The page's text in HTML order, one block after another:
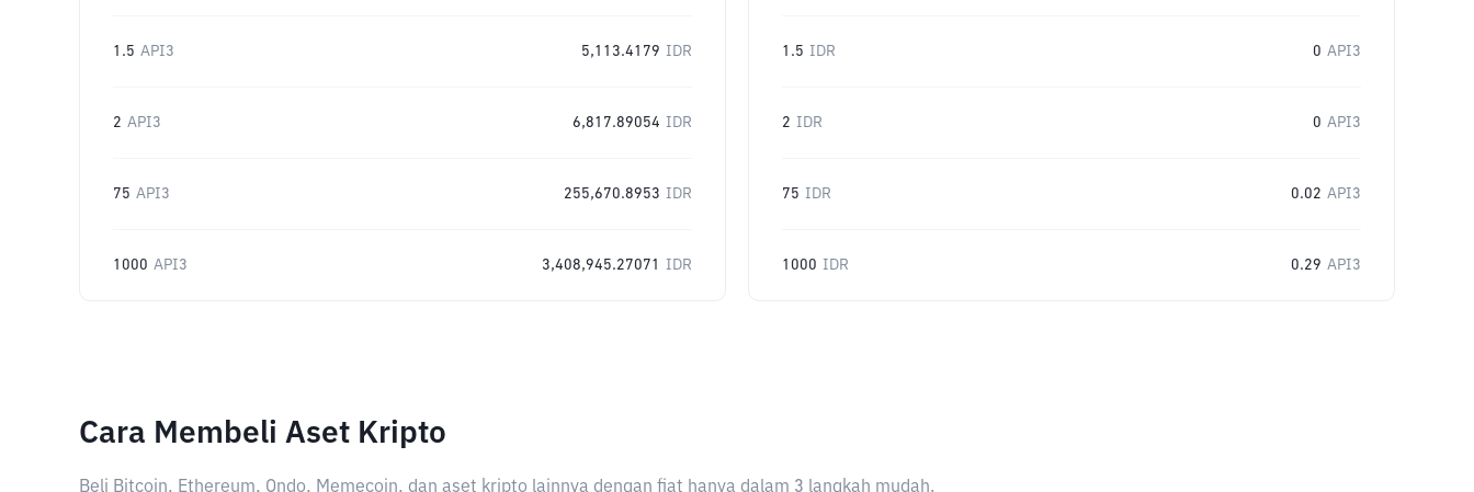
1.5 API3 5,113.4179 IDR
2 API3 6,817.89054 IDR
75 API3 255,670.8953 IDR
1000 API3 3,408,945.27071 IDR
1.5 IDR 0 API3
2 IDR 0 API3
75 IDR 0.02 API3
1000 IDR 0.29 API3
Cara Membeli Aset Kripto
Beli Bitcoin, Ethereum, Ondo, Memecoin, dan aset kripto lainnya dengan fiat hanya dalam 3 langkah mudah.